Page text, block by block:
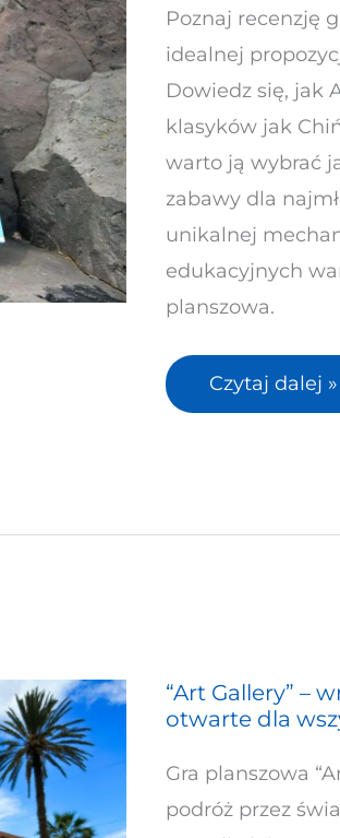
Poznaj recenzję
idealnej
Dowiedz się, jak
klasyków jak
warto ją wybrać
zabawy dla
unikalnej
edukacyjnych
planszowa.
eksploracja
alpejskich
siedlisk
w
stylu
domino
Czytaj dalej »
“Art Gallery” –
otwarte dla
Gra planszowa
podróż przez
“Art
Gallery”
–
wrota